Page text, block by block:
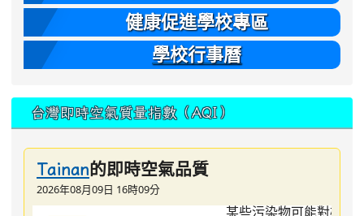
健康促進學校專區
學校行事曆
台灣即時空氣質量指數（AQI）
Tainan的即時空氣品質
2026年08月09日 16時09分